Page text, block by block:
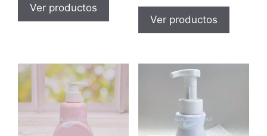
Ver productos
Ver productos